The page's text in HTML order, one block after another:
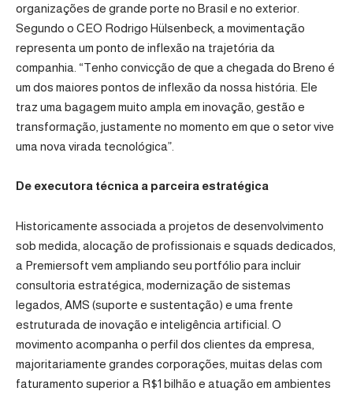
organizações de grande porte no Brasil e no exterior.
Segundo o CEO Rodrigo Hülsenbeck, a movimentação
representa um ponto de inflexão na trajetória da
companhia. “Tenho convicção de que a chegada do Breno é
um dos maiores pontos de inflexão da nossa história. Ele
traz uma bagagem muito ampla em inovação, gestão e
transformação, justamente no momento em que o setor vive
uma nova virada tecnológica”.
De executora técnica a parceira estratégica
Historicamente associada a projetos de desenvolvimento
sob medida, alocação de profissionais e squads dedicados,
a Premiersoft vem ampliando seu portfólio para incluir
consultoria estratégica, modernização de sistemas
legados, AMS (suporte e sustentação) e uma frente
estruturada de inovação e inteligência artificial. O
movimento acompanha o perfil dos clientes da empresa,
majoritariamente grandes corporações, muitas delas com
faturamento superior a R$1 bilhão e atuação em ambientes